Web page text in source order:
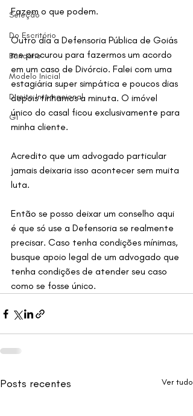
Seleção
Do Escritório
Bancário
Modelo Inicial
Direito Internacional
G1
Fazem o que podem.
Outro dia a Defensoria Pública de Goiás
me procurou para fazermos um acordo
em um caso de Divórcio. Falei com uma
estagiária super simpática e poucos dias
depois tínhamos a minuta. O imóvel
único do casal ficou exclusivamente para
minha cliente.
Acredito que um advogado particular
jamais deixaria isso acontecer sem muita
luta.
Então se posso deixar um conselho aqui
é que só use a Defensoria se realmente
precisar. Caso tenha condições mínimas,
busque apoio legal de um advogado que
tenha condições de atender seu caso
como se fosse único.
Posts recentes Ver tudo